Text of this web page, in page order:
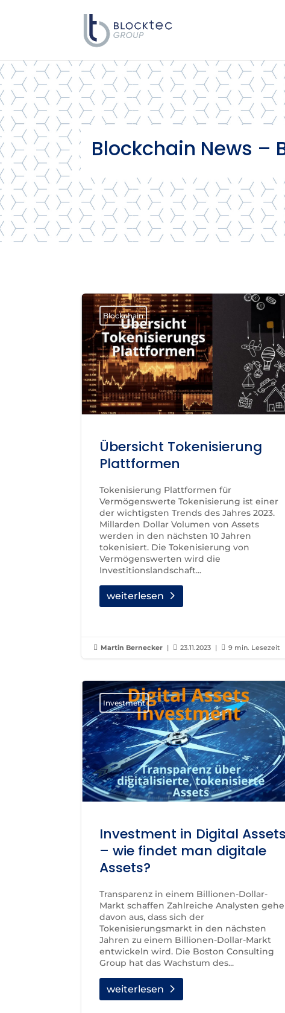
Blockchain News –
Blockchain
Übersicht Tokenisierung
Plattformen
Tokenisierung Plattformen für
Vermögenswerte Tokenisierung ist einer
der wichtigsten Trends des Jahres 2023.
Millarden Dollar Volumen von Assets
werden in den nächsten 10 Jahren
tokenisiert. Die Tokenisierung von
Vermögenswerten wird die
Investitionslandschaft...
weiterlesen
 Martin Bernecker |  23.11.2023 |  9 min. Lesezeit
Investment
Investment in Digital Assets
– wie findet man digitale
Assets?
Transparenz in einem Billionen-Dollar-
Markt schaffen Zahlreiche Analysten
davon aus, dass sich der
Tokenisierungsmarkt in den nächsten
Jahren zu einem Billionen-Dollar-Markt
entwickeln wird. Die Boston Consulting
Group hat das Wachstum des...
weiterlesen